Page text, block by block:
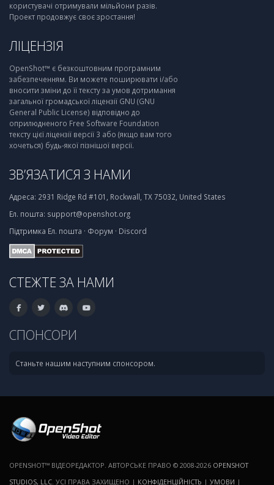
користувачі отримували мільйони разів.
Проект продовжує своє зростання!
ЛІЦЕНЗІЯ
OpenShot™ є безкоштовним програмним
забезпеченням. Ви можете поширювати і/або
вносити зміни до її тексту за умов дотримання
загальної громадської ліцензії GNU (GNU
General Public License) відповідно до
оприлюдненого Free Software Foundation
тексту цієї ліцензії версії 3 або (якщо вам того
хочеться) будь-якої пізнішої версії.
ЗВ’ЯЗАТИСЯ З НАМИ
Адреса: 2931 Ridge Rd #101, Rockwall, TX 75032, United States
Ел. пошта: support@openshot.org
Підтримка Ел. пошта · Форум · Discord
СТЕЖТЕ ЗА НАМИ
СПОНСОРИ
Станьте нашим наступним спонсором.
OPENSHOT™ ВІДЕОРЕДАКТОР. АВТОРСЬКЕ ПРАВО © 2008-2026 OPENSHOT
STUDIOS, LLC . УСІ ПРАВА ЗАХИЩЕНО | КОНФІДЕНЦІЙНІСТЬ | УМОВИ |